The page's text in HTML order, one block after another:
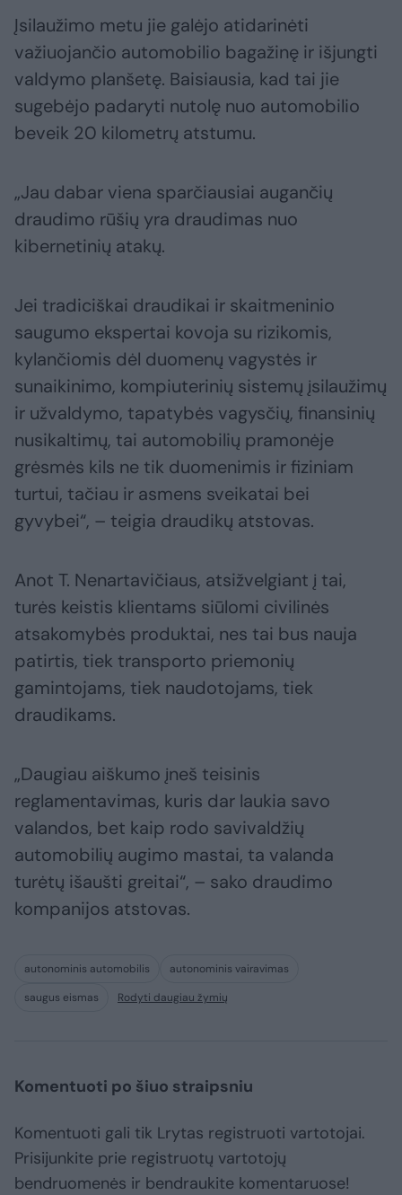
Įsilaužimo metu jie galėjo atidarinėti
važiuojančio automobilio bagažinę ir išjungti
valdymo planšetę. Baisiausia, kad tai jie
sugebėjo padaryti nutolę nuo automobilio
beveik 20 kilometrų atstumu.
„Jau dabar viena sparčiausiai augančių
draudimo rūšių yra draudimas nuo
kibernetinių atakų.
Jei tradiciškai draudikai ir skaitmeninio
saugumo ekspertai kovoja su rizikomis,
kylančiomis dėl duomenų vagystės ir
sunaikinimo, kompiuterinių sistemų įsilaužimų
ir užvaldymo, tapatybės vagysčių, finansinių
nusikaltimų, tai automobilių pramonėje
grėsmės kils ne tik duomenimis ir fiziniam
turtui, tačiau ir asmens sveikatai bei
gyvybei“, – teigia draudikų atstovas.
Anot T. Nenartavičiaus, atsižvelgiant į tai,
turės keistis klientams siūlomi civilinės
atsakomybės produktai, nes tai bus nauja
patirtis, tiek transporto priemonių
gamintojams, tiek naudotojams, tiek
draudikams.
„Daugiau aiškumo įneš teisinis
reglamentavimas, kuris dar laukia savo
valandos, bet kaip rodo savivaldžių
automobilių augimo mastai, ta valanda
turėtų išaušti greitai“, – sako draudimo
kompanijos atstovas.
autonominis automobilis
autonominis vairavimas
saugus eismas
Rodyti daugiau žymių
Komentuoti po šiuo straipsniu
Komentuoti gali tik Lrytas registruoti vartotojai.
Prisijunkite prie registruotų vartotojų
bendruomenės ir bendraukite komentaruose!